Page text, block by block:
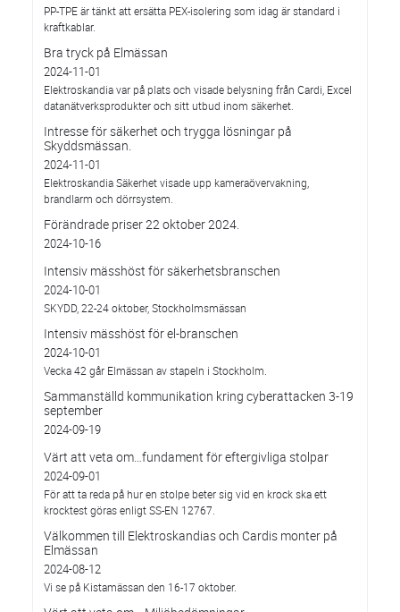
PP-TPE är tänkt att ersätta PEX-isolering som idag är standard i
kraftkablar.
Bra tryck på Elmässan
2024-11-01
Elektroskandia var på plats och visade belysning från Cardi, Excel
datanätverksprodukter och sitt utbud inom säkerhet.
Intresse för säkerhet och trygga lösningar på
Skyddsmässan.
2024-11-01
Elektroskandia Säkerhet visade upp kameraövervakning,
brandlarm och dörrsystem.
Förändrade priser 22 oktober 2024.
2024-10-16
Intensiv mässhöst för säkerhetsbranschen
2024-10-01
SKYDD, 22-24 oktober, Stockholmsmässan
Intensiv mässhöst för el-branschen
2024-10-01
Vecka 42 går Elmässan av stapeln i Stockholm.
Sammanställd kommunikation kring cyberattacken 3-19
september
2024-09-19
Värt att veta om…fundament för eftergivliga stolpar
2024-09-01
För att ta reda på hur en stolpe beter sig vid en krock ska ett
krocktest göras enligt SS-EN 12767.
Välkommen till Elektroskandias och Cardis monter på
Elmässan
2024-08-12
Vi se på Kistamässan den 16-17 oktober.